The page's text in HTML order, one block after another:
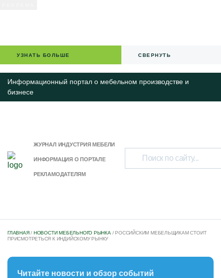
УЗНАТЬ БОЛЬШЕ СВЕРНУТЬ
Информационный портал о мебельном производстве и
бизнесе
ЖУРНАЛ ИНДУСТРИЯ МЕБЕЛИ
ИНФОРМАЦИЯ О ПОРТАЛЕ
РЕКЛАМОДАТЕЛЯМ
ГЛАВНАЯ/ НОВОСТИ МЕБЕЛЬНОГО РЫНКА / РОССИЙСКИМ МЕБЕЛЬЩИКАМ СТОИТ
ПРИСМОТРЕТЬСЯ К ИНДИЙСКОМУ РЫНКУ
Читайте новости и обзор событий